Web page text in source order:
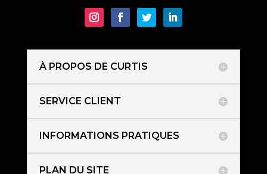
À PROPOS DE CURTIS
SERVICE CLIENT
INFORMATIONS PRATIQUES
PLAN DU SITE